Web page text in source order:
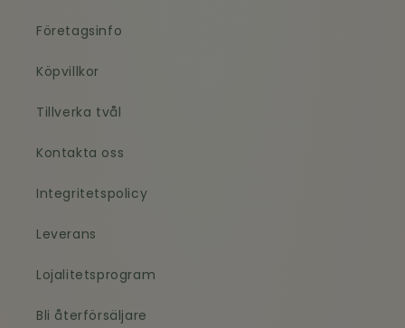
Företagsinfo
Köpvillkor
Tillverka tvål
Kontakta oss
Integritetspolicy
Leverans
Lojalitetsprogram
Bli återförsäljare